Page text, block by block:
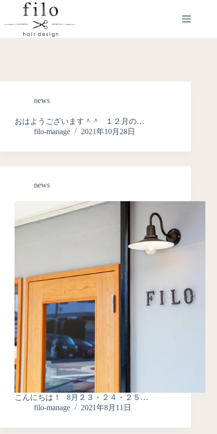
news
おはようございます＾＾ １２月の…
filo-manage
2021年10月28日
news
こんにちは！ 8月２３・２４・２５…
filo-manage
2021年8月11日